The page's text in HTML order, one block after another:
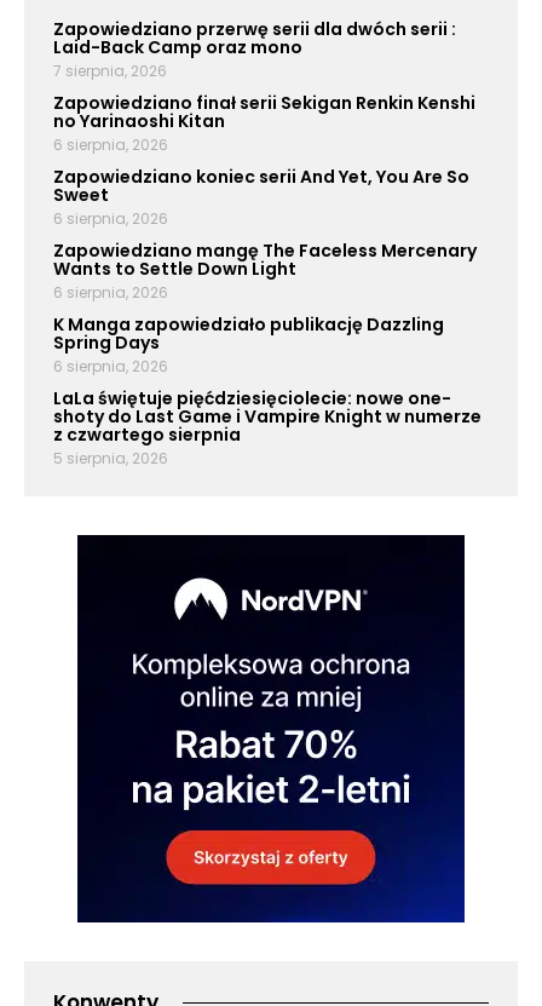
Zapowiedziano przerwę serii dla dwóch serii :
Laid-Back Camp oraz mono
7 sierpnia, 2026
Zapowiedziano finał serii Sekigan Renkin Kenshi
no Yarinaoshi Kitan
6 sierpnia, 2026
Zapowiedziano koniec serii And Yet, You Are So
Sweet
6 sierpnia, 2026
Zapowiedziano mangę The Faceless Mercenary
Wants to Settle Down Light
6 sierpnia, 2026
K Manga zapowiedziało publikację Dazzling
Spring Days
6 sierpnia, 2026
LaLa świętuje pięćdziesięciolecie: nowe one-
shoty do Last Game i Vampire Knight w numerze
z czwartego sierpnia
5 sierpnia, 2026